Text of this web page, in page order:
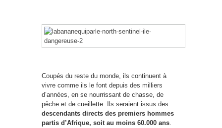
Coupés du reste du monde, ils continuent à
vivre comme ils le font depuis des milliers
d’années, en se nourrissant de chasse, de
pêche et de cueillette. Ils seraient issus des
descendants directs des premiers hommes
partis d’Afrique, soit au moins 60.000 ans.